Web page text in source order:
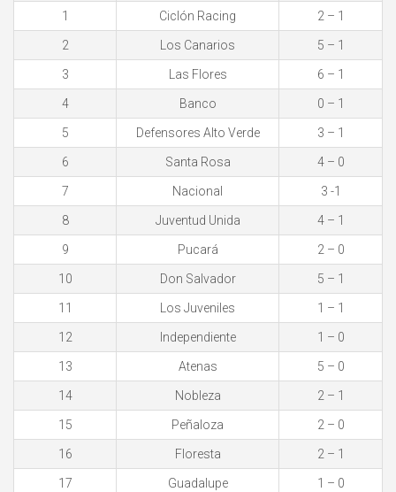
1 Ciclón Racing 2 – 1
2 Los Canarios 5 – 1
3 Las Flores 6 – 1
4 Banco 0 – 1
5 Defensores Alto Verde 3 – 1
6 Santa Rosa 4 – 0
7 Nacional 3 -1
8 Juventud Unida 4 – 1
9 Pucará 2 – 0
10 Don Salvador 5 – 1
11 Los Juveniles 1 – 1
12 Independiente 1 – 0
13 Atenas 5 – 0
14 Nobleza 2 – 1
15 Peñaloza 2 – 0
16 Floresta 2 – 1
17 Guadalupe 1 – 0